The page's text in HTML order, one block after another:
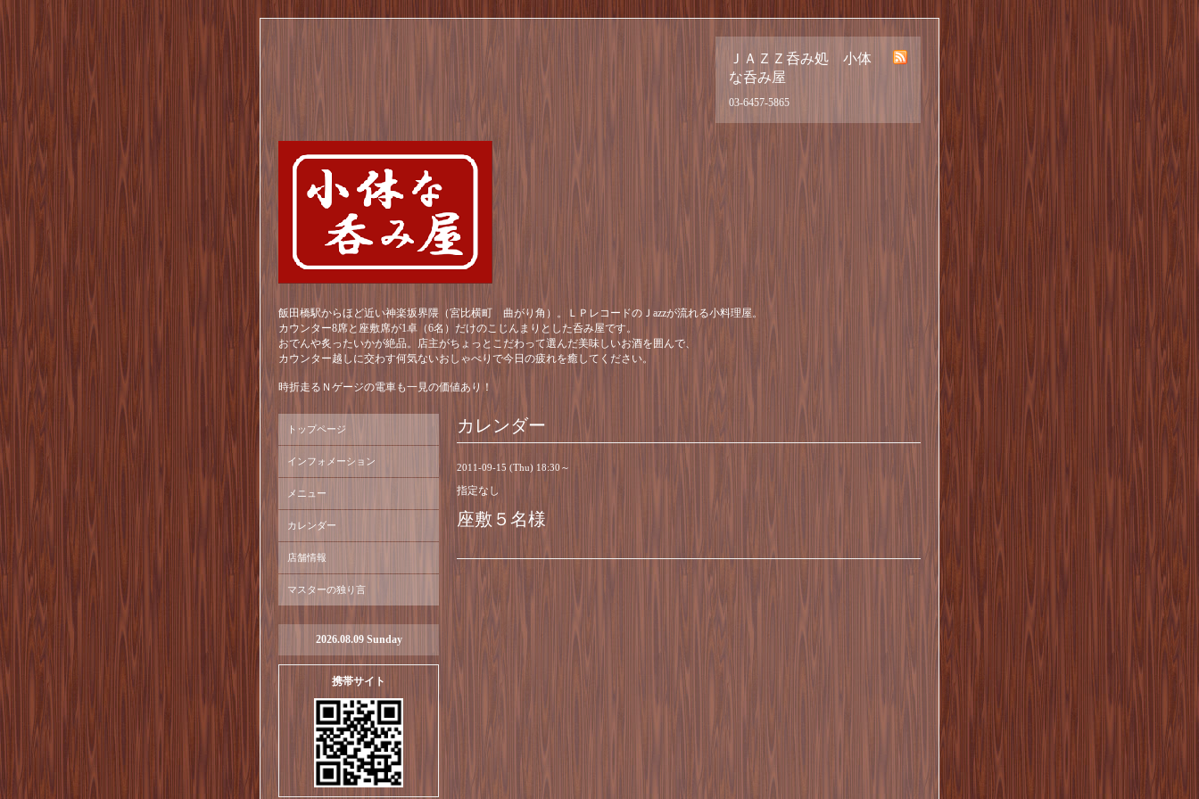
ＪＡＺＺ呑み処 小体
な呑み屋
03-6457-5865
飯田橋駅からほど近い神楽坂界隈（宮比横町 曲がり角）。ＬＰレコードのＪazzが流れる小料理屋。
カウンター8席と座敷席が1卓（6名）だけのこじんまりとした呑み屋です。
おでんや炙ったいかが絶品。店主がちょっとこだわって選んだ美味しいお酒を囲んで、
カウンター越しに交わす何気ないおしゃべりで今日の疲れを癒してください。
時折走るＮゲージの電車も一見の価値あり！
カレンダー
2011-09-15 (Thu) 18:30～
指定なし
座敷５名様
トップページ
インフォメーション
メニュー
カレンダー
店舗情報
マスターの独り言
2026.08.09 Sunday
携帯サイト